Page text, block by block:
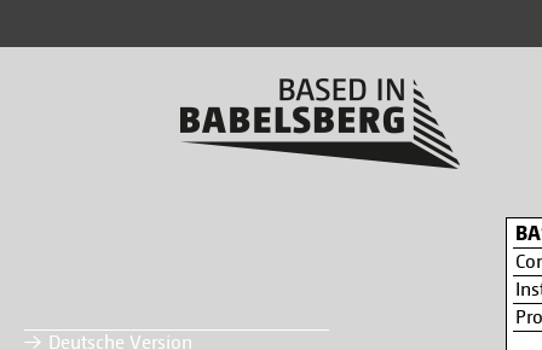
Deutsche Version